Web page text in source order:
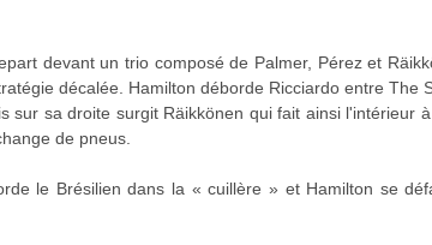
devant un trio composé de Palmer, Pérez et
décalée. Hamilton déborde Ricciardo entre The
sa droite surgit Räikkönen qui fait ainsi l'intérieur
de pneus.
le Brésilien dans la « cuillère » et Hamilton se